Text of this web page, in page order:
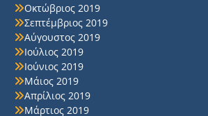
Οκτώβριος 2019
Σεπτέμβριος 2019
Αύγουστος 2019
Ιούλιος 2019
Ιούνιος 2019
Μάιος 2019
Απρίλιος 2019
Μάρτιος 2019